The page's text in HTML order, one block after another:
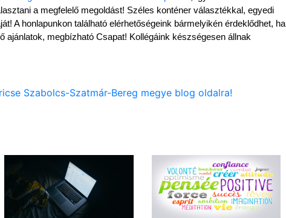
a megfelelő megoldást! Széles konténer választékkal, egyedi
A honlapunkon található elérhetőségeink bármelyikén érdeklődhet, ha
ajánlatok, megbízható Csapat! Kollégáink készségesen állnak
Szabolcs-Szatmár-Bereg megye blog oldalra!